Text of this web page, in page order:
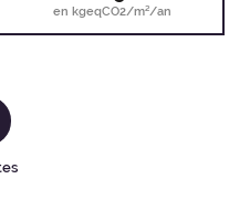
en kgeqCO2/m²/an